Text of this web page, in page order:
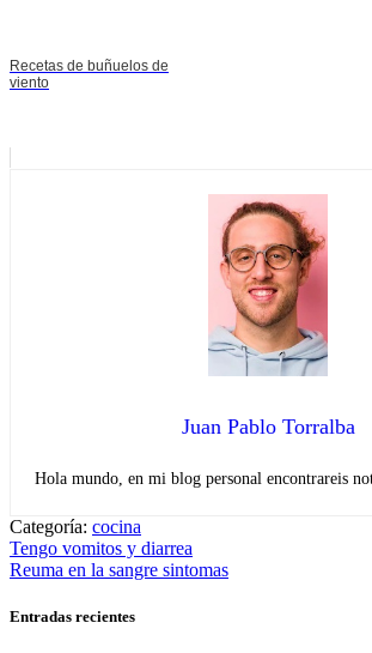
Recetas de buñuelos de
viento
Juan Pablo Torralba
Hola mundo, en mi blog personal encontrareis
Categoría: cocina
Navegación
de
entradas
Entrada
anterior:
Tengo vomitos y diarrea
Entrada
Reuma en la sangre sintomas
Entradas recientes